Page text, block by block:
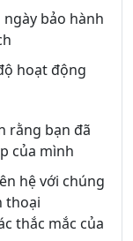
bảo hành
hoạt động
rằng bạn đã
của mình
hệ với chúng
thoại
thắc mắc của